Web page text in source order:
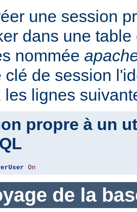
une session
dans une
nommée
clé de session
les lignes
propre à un
On
de la